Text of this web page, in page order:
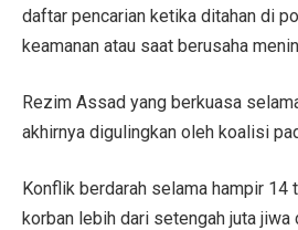
daftar pencarian ketika ditahan di
keamanan atau saat berusaha
Rezim Assad yang berkuasa
akhirnya digulingkan oleh koalisi
Konflik berdarah selama hampir 14
korban lebih dari setengah juta jiwa